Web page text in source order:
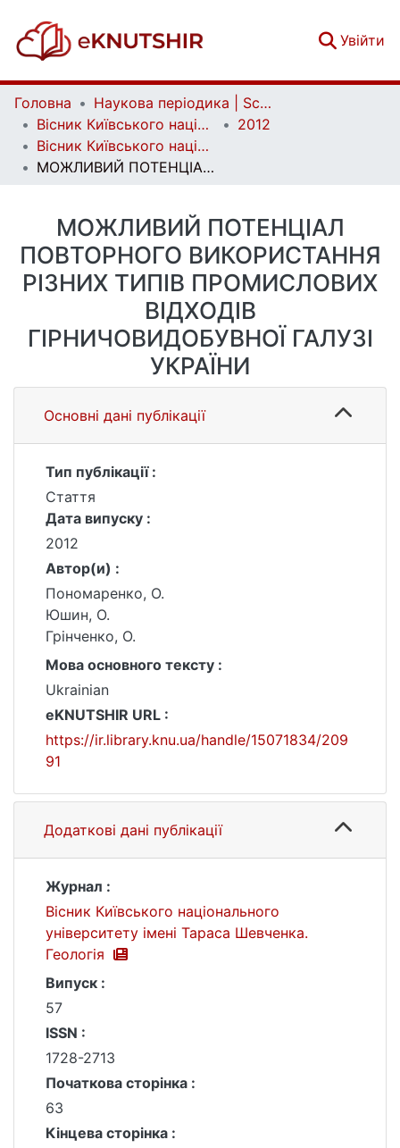
Увійти
Головна
Наукова періодика | Scientific periodicals
Вісник Київського національного університету імені Тараса Шевченка. Геологія | Visnyk of Taras Shevchenko National University of Kyiv. Geology
2012
Вісник Київського національного університету імені Тараса Шевченка. Геологія. Вип. 57
МОЖЛИВИЙ ПОТЕНЦІАЛ ПОВТОРНОГО ВИКОРИСТАННЯ РІЗНИХ ТИПІВ ПРОМИСЛОВИХ ВІДХОДІВ ГІРНИЧОВИДОБУВНОЇ ГАЛУЗІ УКРАЇНИ
МОЖЛИВИЙ ПОТЕНЦІАЛ
ПОВТОРНОГО ВИКОРИСТАННЯ
РІЗНИХ ТИПІВ ПРОМИСЛОВИХ
ВІДХОДІВ
ГІРНИЧОВИДОБУВНОЇ ГАЛУЗІ
УКРАЇНИ
Основні дані публікації
Тип публікації :
Стаття
Дата випуску :
2012
Автор(и) :
Пономаренко, О.
Юшин, О.
Грінченко, О.
Мова основного тексту :
Ukrainian
eKNUTSHIR URL :
https://ir.library.knu.ua/handle/15071834/209
91
Додаткові дані публікації
Журнал :
Вісник Київського національного
університету імені Тараса Шевченка.
Геологія
Випуск :
57
ISSN :
1728-2713
Початкова сторінка :
63
Кінцева сторінка :